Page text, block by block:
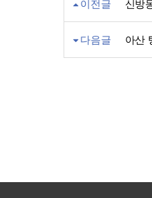
이전글 신방
다음글 아산